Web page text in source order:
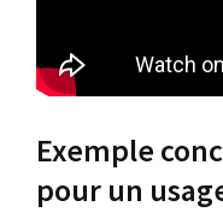
Exemple
pour un